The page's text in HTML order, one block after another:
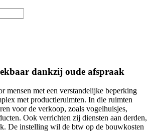
dankzij oude afspraak
mensen met een verstandelijke beperking
met productieruimten. In die ruimten
voor de verkoop, zoals vogelhuisjes,
Ook verrichten zij diensten aan derden,
De instelling wil de btw op de bouwkosten